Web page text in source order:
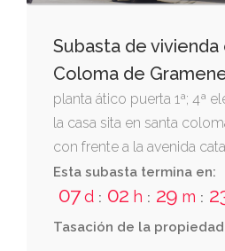
Subasta de vivienda
Coloma de
planta ático puerta 1ª; 4ª
la casa sita en santa
con frente a la avenida
américa, en la planta
está señalada con el
Esta subasta termina en:
07d : 02 h : 29 m :
Tasación de la